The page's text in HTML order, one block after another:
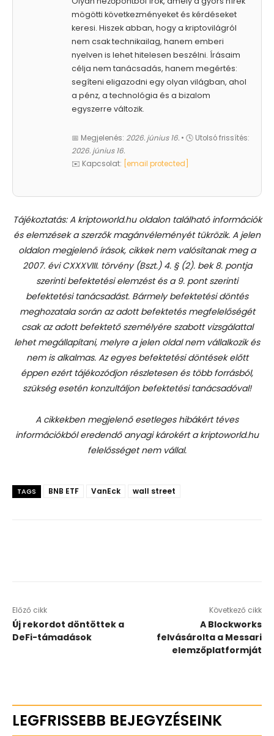
mögötti következményeket és kérdéseket
keresi. Hiszek abban, hogy a kriptovilágról
nem csak technikailag, hanem emberi
nyelven is lehet hitelesen beszélni. Írásaim
célja nem tanácsadás, hanem megértés:
segíteni eligazodni egy olyan világban, ahol
a pénz, a technológia és a bizalom
egyszerre változik.
📅 Megjelenés: 2026. június 16. • 🕓 Utolsó frissítés:
2026. június 16.
✉️ Kapcsolat:
[email protected]
Tájékoztatás: A kriptoworld.hu oldalon található információk
és elemzések a szerzők magánvéleményét tükrözik. A jelen
oldalon megjelenő írások, cikkek nem valósítanak meg a
2007. évi CXXXVIII. törvény (Bszt.) 4. § (2). bek 8. pontja
szerinti befektetési elemzést és a 9. pont szerinti
befektetési tanácsadást. Bármely befektetési döntés
meghozatala során az adott befektetés megfelelőségét
csak az adott befektető személyére szabott vizsgálattal
lehet megállapítani, melyre a jelen oldal nem vállalkozik és
nem is alkalmas. Az egyes befektetési döntések előtt
éppen ezért tájékozódjon részletesen és több forrásból,
szükség esetén konzultáljon befektetési tanácsadóval!
A cikkekben megjelenő esetleges hibákért téves
információkból eredendő anyagi károkért a kriptoworld.hu
felelősséget nem vállal.
TAGS BNB ETF VanEck wall street
Előző cikk
Új rekordot döntöttek a
DeFi-támadások
Következő cikk
A Blockworks
felvásárolta a Messari
elemzőplatformját
LEGFRISSEBB BEJEGYZÉSEINK